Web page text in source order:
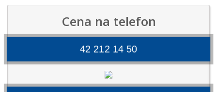
Cena na telefon
42 212 14 50